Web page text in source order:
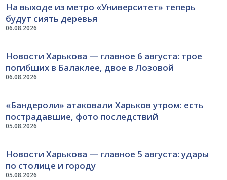
06.08.2026
На выходе из метро «Университет» теперь
будут сиять деревья
06.08.2026
Новости Харькова — главное 6 августа: трое
погибших в Балаклее, двое в Лозовой
05.08.2026
«Бандероли» атаковали Харьков утром: есть
пострадавшие, фото последствий
05.08.2026
Новости Харькова — главное 5 августа: удары
по столице и городу